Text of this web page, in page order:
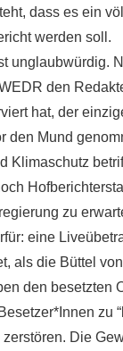
dass es ein
werden soll.
unglaubwürdig.
den
hat, der
den Mund
Klimaschutz
zu
eine
als die Büttel
den besetzten
zu
Die